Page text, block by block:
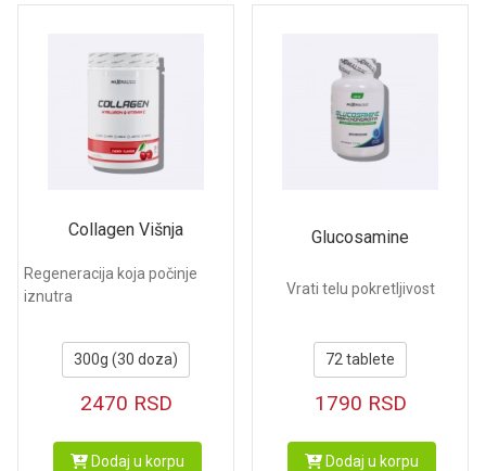
Collagen Višnja
Regeneracija koja počinje
iznutra
300g (30 doza)
2470 RSD
Dodaj u korpu
Glucosamine
Vrati telu pokretljivost
72 tablete
1790 RSD
Dodaj u korpu